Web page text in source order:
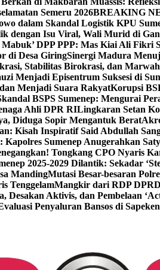
Semeru 2026BREAKING
dalam Skandal Logistik KPU
dengan Isu Viral, Wali Murid di
Mabuk’ DPP PPP: Mas Kiai Ali
di Desa GiringSinergi Madura
Stabilitas Birokrasi, dan
Menjadi Episentrum Suksesi di
Menjadi Suara RakyatKorupsi
BSPS Sumenep: Mengurai
Ahli DPR RILingkaran Setan
Diduga Sopir Mengantuk Berat
Kisah Inspiratif Said Abdullah
Kapolres Sumenep Anugerahkan
Tongkang CPO Nyaris
2025-2029 Dilantik: Sekadar
MandingMutasi Besar-besaran
TenggelamMangkir dari RDP
Aktivis, dan Pembelaan
Penyaluran Bansos di